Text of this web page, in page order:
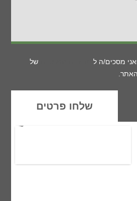
מסכים/ה ל
של
שלחו פרטים